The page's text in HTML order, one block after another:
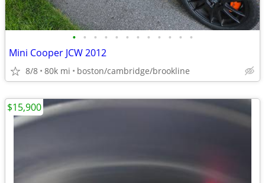
• • • • • • • • • • • •
Mini Cooper JCW 2012
8/8 80k mi boston/cambridge/brookline
$15,900